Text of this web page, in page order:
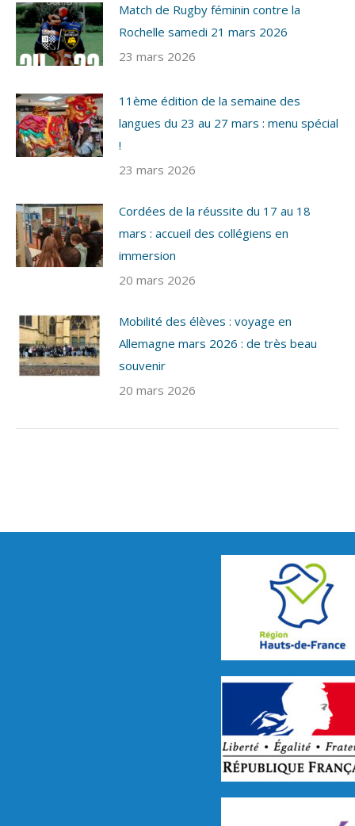
Match de Rugby féminin contre la
Rochelle samedi 21 mars 2026
23 mars 2026
11ème édition de la semaine des
langues du 23 au 27 mars : menu spécial
!
23 mars 2026
Cordées de la réussite du 17 au 18
mars : accueil des collégiens en
immersion
20 mars 2026
Mobilité des élèves : voyage en
Allemagne mars 2026 : de très beau
souvenir
20 mars 2026